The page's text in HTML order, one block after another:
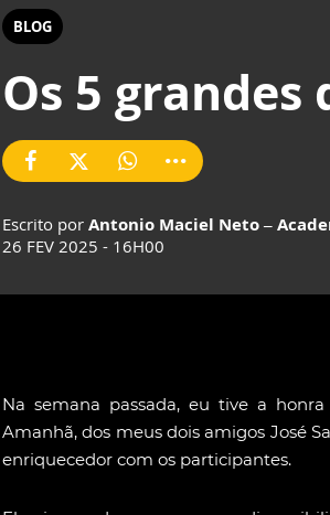
BLOG
Os 5 grandes
Escrito por Antonio Maciel Neto –
26 FEV 2025 - 16H00
Na semana passada, eu tive a
Amanhã, dos meus dois amigos José
enriquecedor com os participantes.